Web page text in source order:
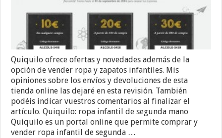
Quiquilo ofrece ofertas y novedades además de la
opción de vender ropa y zapatos infantiles. Mis
opiniones sobre los envíos y devoluciones de esta
tienda online las dejaré en esta revisión. También
podéis indicar vuestros comentarios al finalizar el
artículo. Quiquilo: ropa infantil de segunda mano
Quiquilo es un portal online que permite comprar y
vender ropa infantil de segunda …